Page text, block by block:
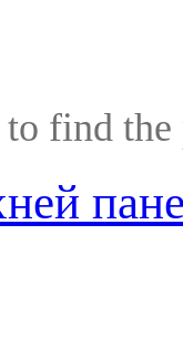
to find